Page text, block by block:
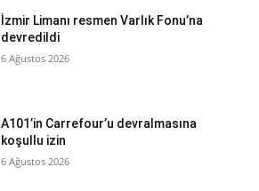
İzmir Limanı resmen Varlık Fonu’na
devredildi
6 Ağustos 2026
A101’in Carrefour’u devralmasına
koşullu izin
6 Ağustos 2026